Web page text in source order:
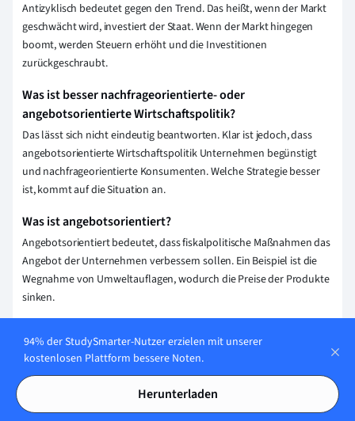
Antizyklisch bedeutet gegen den Trend. Das heißt, wenn der Markt
geschwächt wird, investiert der Staat. Wenn der Markt hingegen
boomt, werden Steuern erhöht und die Investitionen
zurückgeschraubt.
Was ist besser nachfrageorientierte- oder
angebotsorientierte Wirtschaftspolitik?
Das lässt sich nicht eindeutig beantworten. Klar ist jedoch, dass
angebotsorientierte Wirtschaftspolitik Unternehmen begünstigt
und nachfrageorientierte Konsumenten. Welche Strategie besser
ist, kommt auf die Situation an.
Was ist angebotsorientiert?
Angebotsorientiert bedeutet, dass fiskalpolitische Maßnahmen das
Angebot der Unternehmen verbessern sollen. Ein Beispiel ist die
Wegnahme von Umweltauflagen, wodurch die Preise der Produkte
sinken.
Erklärung speichern
Wie stellen wir sicher, dass unser Content
94% der StudySmarter-Nutzer erzielen mit unserer
kostenlosen Plattform bessere Noten.
Herunterladen